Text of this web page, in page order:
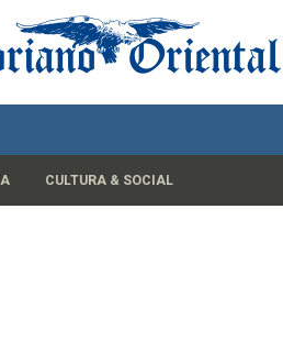
CULTURA & SOCIAL